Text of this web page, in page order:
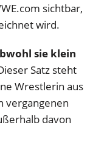
sichtbar,
wird.
sie klein
Satz steht
Wrestlerin aus
vergangenen
davon